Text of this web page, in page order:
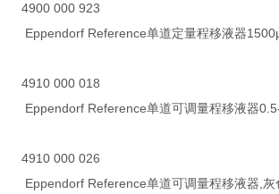
4900 000 923
Eppendorf Reference单道定量程移液器
4910 000 018
Eppendorf Reference单道可调量程移液器
4910 000 026
Eppendorf Reference单道可调量程移液器,